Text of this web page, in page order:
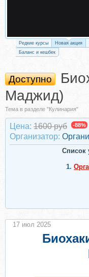
Редкие курсы Новая акция
Баланс и кешбек
Доступно
Маджид)
Тема в разделе "Кулинария"
Цена: 1600 руб -88%
Организатор:
Список
1.
17 июл 2025